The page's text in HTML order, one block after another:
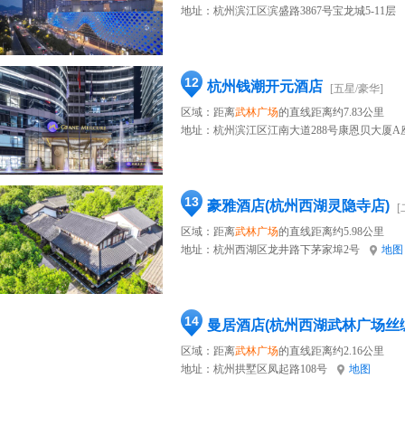
地址： 杭州滨江区滨盛路3867号宝龙城5-11层
12 杭州钱潮开元酒店
[五星/豪华]
区域：距离武林广场的直线距离约7.83公里
地址： 杭州滨江区江南大道288号康恩贝大厦A
13 豪雅酒店(杭州西湖灵隐寺店)
[
区域：距离武林广场的直线距离约5.98公里
地址： 杭州西湖区龙井路下茅家埠2号 地图
14 曼居酒店(杭州西湖武林广场丝
区域：距离武林广场的直线距离约2.16公里
地址： 杭州拱墅区凤起路108号 地图